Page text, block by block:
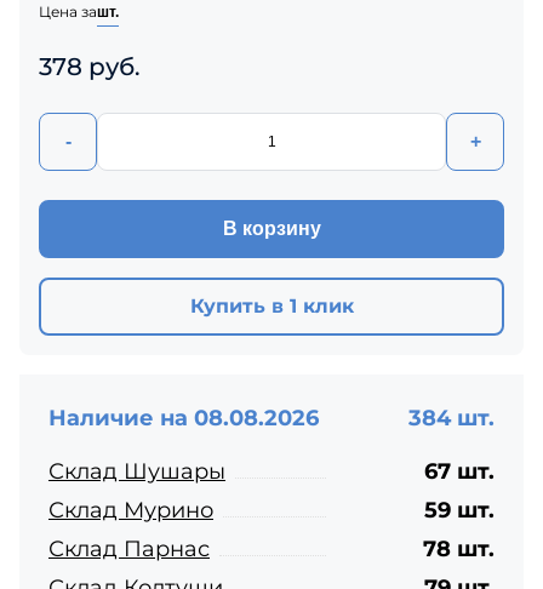
Цена зашт.
378 руб.
- +
В корзину
Купить в 1 клик
Наличие на 08.08.2026
384 шт.
Склад Шушары
67 шт.
Склад Мурино
59 шт.
Склад Парнас
78 шт.